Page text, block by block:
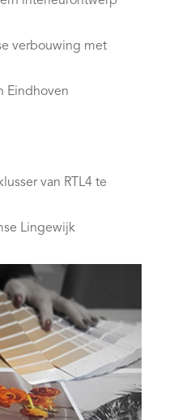
verbouwing met
Eindhoven
van RTL4 te
Lingewijk